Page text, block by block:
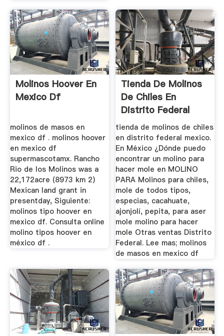
Molinos Hoover En
Mexico Df
molinos de masos en
mexico df . molinos hoover
en mexico df
supermascotamx. Rancho
Rio de los Molinos was a
22,172acre (8973 km 2)
Mexican land grant in
presentday, Siguiente:
molinos tipo hoover en
mexico df. Consulta online
molino tipos hoover en
méxico df .
Tienda De Molinos
De Chiles En
Distrito Federal
Mexico
tienda de molinos de chiles
en distrito federal mexico.
En México ¿Dónde puedo
encontrar un molino para
hacer mole en MOLINO
PARA Molinos para chiles,
mole de todos tipos,
especias, cacahuate,
ajonjolí, pepita, para aser
mole molino para hacer
mole Otras ventas Distrito
Federal. Lee mas; molinos
de masos en mexico df